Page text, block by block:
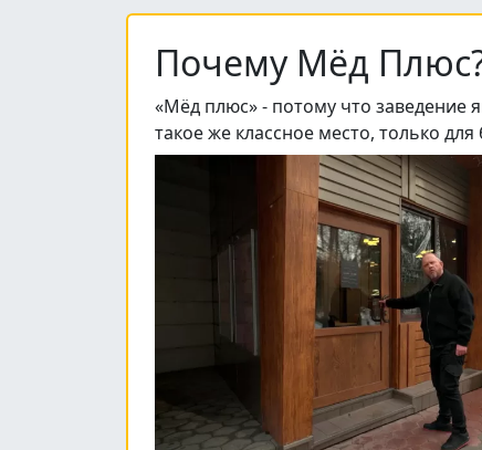
Почему Мёд
«Мёд плюс» - потому что заведение
такое же классное место, только